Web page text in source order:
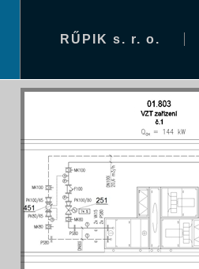
RŰPIK s. r. o.